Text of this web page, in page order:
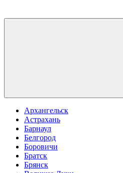
Архангельск
Астрахань
Барнаул
Белгород
Боровичи
Братск
Брянск